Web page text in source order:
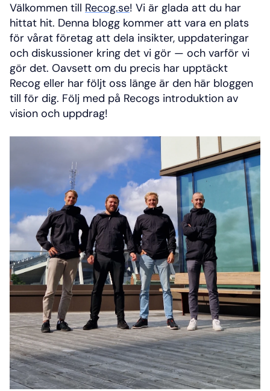
Välkommen till Recog.se! Vi är glada att du har
hittat hit. Denna blogg kommer att vara en plats
för vårat företag att dela insikter, uppdateringar
och diskussioner kring det vi gör — och varför vi
gör det. Oavsett om du precis har upptäckt
Recog eller har följt oss länge är den här bloggen
till för dig. Följ med på Recogs introduktion av
vision och uppdrag!